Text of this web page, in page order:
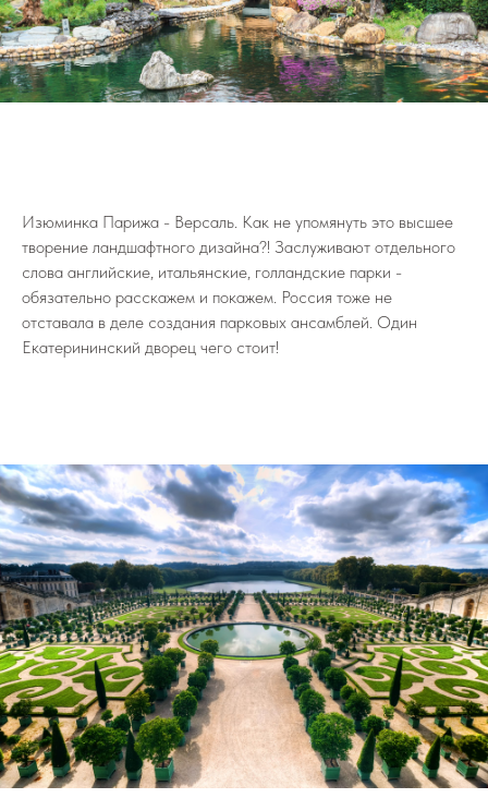
Изюминка Парижа - Версаль. Как не упомянуть это высшее
творение ландшафтного дизайна?! Заслуживают отдельного
слова английские, итальянские, голландские парки -
обязательно расскажем и покажем. Россия тоже не
отставала в деле создания парковых ансамблей. Один
Екатерининский дворец чего стоит!